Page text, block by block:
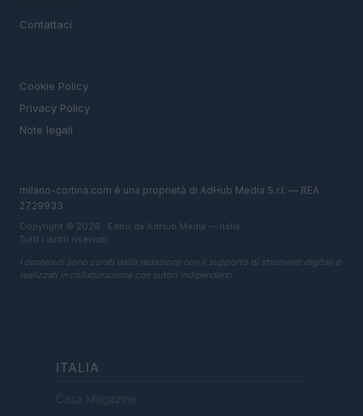
Contattaci
Cookie Policy
Privacy Policy
Note legali
milano-cortina.com è una proprietà di AdHub Media S.r.l. — REA
2729933
Copyright © 2026 · Edito da AdHub Media — Italia
Tutti i diritti riservati
I contenuti sono curati dalla redazione con il supporto di strumenti digitali e
realizzati in collaborazione con autori indipendenti.
ITALIA
Casa Magazine